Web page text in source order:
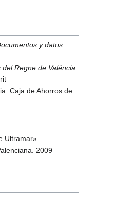
y datos
Regne de Valéncia
Caja de Ahorros de
Ultramar»
2009